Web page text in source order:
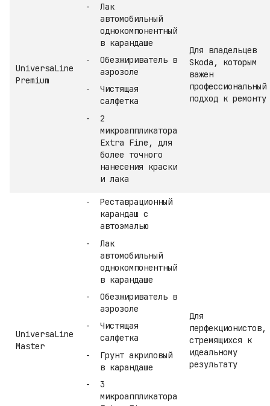
UniversaLine
Premium
Лак
автомобильный
однокомпонентный
в карандаше
Обезжириватель в
аэрозоле
Чистящая
салфетка
2
микроаппликатора
Extra Fine, для
более точного
нанесения краски
и лака
Для владельцев
Skoda, которым
важен
профессиональный
подход к ремонту
UniversaLine
Master
Реставрационный
карандаш с
автоэмалью
Лак
автомобильный
однокомпонентный
в карандаше
Обезжириватель в
аэрозоле
Чистящая
салфетка
Грунт акриловый
в карандаше
3
микроаппликатора
Для
перфекционистов,
стремящихся к
идеальному
результату